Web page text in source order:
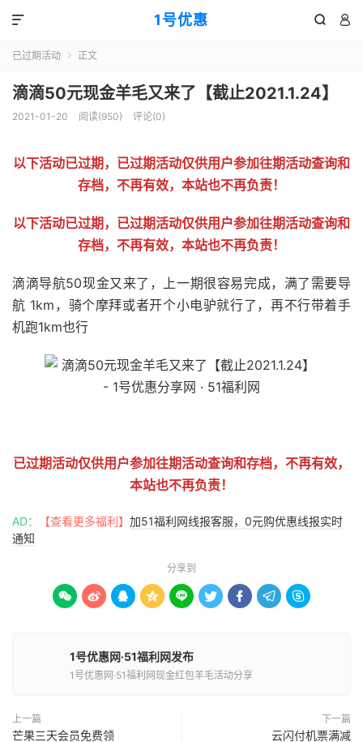
1号优惠  

已过期活动  正文
滴滴50元现金羊毛又来了【截止2021.1.24】
2021-01-20 阅读(950) 评论(0)
以下活动已过期，已过期活动仅供用户参加往期活动查询和
存档，不再有效，本站也不再负责！
以下活动已过期，已过期活动仅供用户参加往期活动查询和
存档，不再有效，本站也不再负责！
滴滴导航50现金又来了，上一期很容易完成，满了需要导
航 1km，骑个摩拜或者开个小电驴就行了，再不行带着手
机跑1km也行
已过期活动仅供用户参加往期活动查询和存档，不再有效，
本站也不再负责！
AD： 【查看更多福利】 加51福利网线报客服，0元购优惠线报实时
通知
分享到
        
1号优惠网·51福利网发布
1号优惠网·51福利网现金红包羊毛活动分享
上一篇
芒果三天会员免费领
下一篇
云闪付机票满减